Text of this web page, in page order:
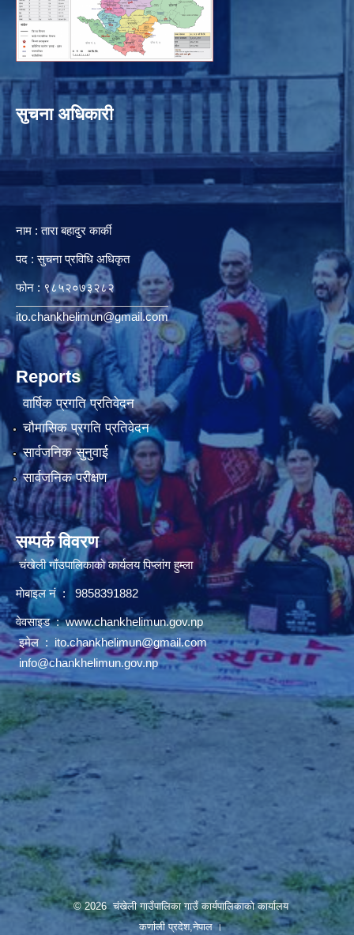
सुचना अधिकारी
नाम : तारा बहादुर कार्की
पद : सुचना प्रविधि अधिकृत
फोन : ९८५२०७३२८२
ito.chankhelimun@gmail.com
Reports
वार्षिक प्रगति प्रतिवेदन
चौमासिक प्रगति प्रतिवेदन
सार्वजनिक सुनुवाई
सार्वजनिक परीक्षण
सम्पर्क विवरण
चंखेली गाँउपालिकाकाे कार्यलय पिप्लांग हुम्ला
माेबाइल नं : 9858391882
वेवसाइड :www.chankhelimun.gov.np
इमेल : ito.chankhelimun@gmail.com
info@chankhelimun.gov.np
© 2026 चंखेली गाउँपालिका गाउँ कार्यपालिकाको कार्यालय
कर्णाली प्रदेश,नेपाल ।